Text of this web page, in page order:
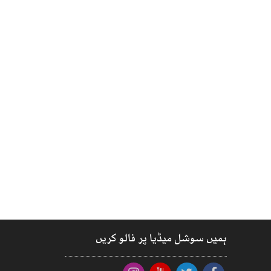
ہمیں سوشل میڈیا پر فالو کریں